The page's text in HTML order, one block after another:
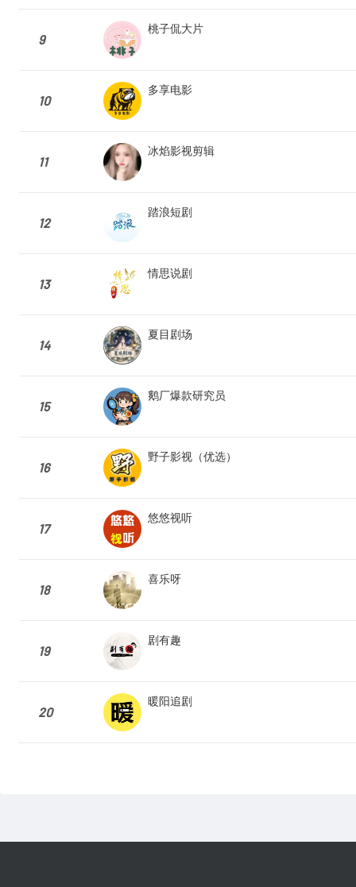
9
桃子侃大片
10
多享电影
11
冰焰影视剪辑
12
踏浪短剧
13
情思说剧
14
夏目剧场
15
鹅厂爆款研究员
16
野子影视（优选）
17
悠悠视听
18
喜乐呀
19
剧有趣
20
暖阳追剧